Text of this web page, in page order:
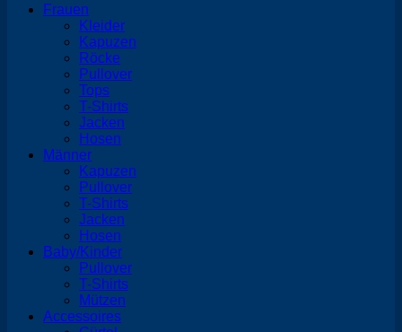
Frauen
Kleider
Kapuzen
Röcke
Pullover
Tops
T-Shirts
Jacken
Hosen
Männer
Kapuzen
Pullover
T-Shirts
Jacken
Hosen
Baby/Kinder
Pullover
T-Shirts
Mützen
Accessoires